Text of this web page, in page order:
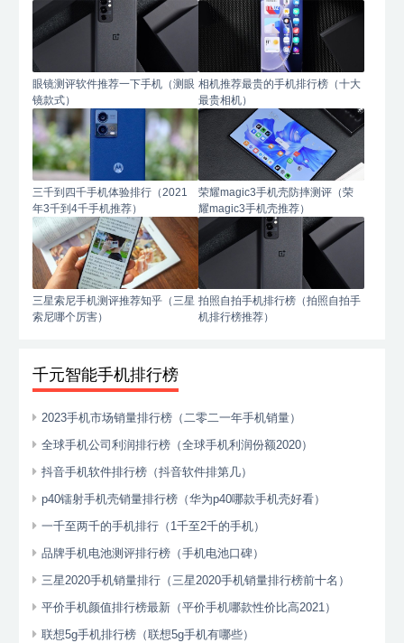
眼镜测评软件推荐一下手机（测眼
镜款式）
相机推荐最贵的手机排行榜（十大
最贵相机）
三千到四千手机体验排行（2021
年3千到4千手机推荐）
荣耀magic3手机壳防摔测评（荣
耀magic3手机壳推荐）
三星索尼手机测评推荐知乎（三星
索尼哪个厉害）
拍照自拍手机排行榜（拍照自拍手
机排行榜推荐）
千元智能手机排行榜
2023手机市场销量排行榜（二零二一年手机销量）
全球手机公司利润排行榜（全球手机利润份额2020）
抖音手机软件排行榜（抖音软件排第几）
p40镭射手机壳销量排行榜（华为p40哪款手机壳好看）
一千至两千的手机排行（1千至2千的手机）
品牌手机电池测评排行榜（手机电池口碑）
三星2020手机销量排行（三星2020手机销量排行榜前十名）
平价手机颜值排行榜最新（平价手机哪款性价比高2021）
联想5g手机排行榜（联想5g手机有哪些）